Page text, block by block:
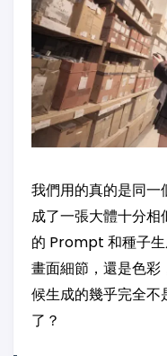
我們用的真的是同
成了一張大體十分相
的 Prompt 和種子
畫面細節，還是色
候生成的幾乎完全不
了？